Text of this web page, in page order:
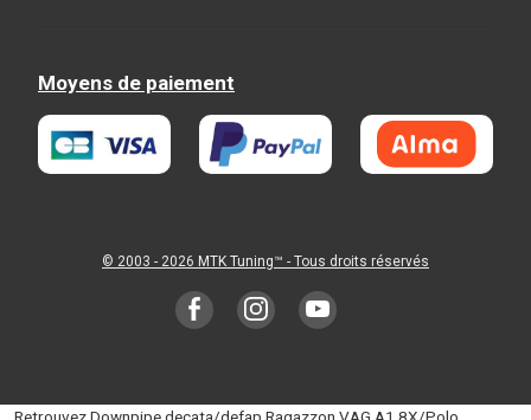
Moyens de paiement
© 2003 - 2026 MTK Tuning™ - Tous droits réservés